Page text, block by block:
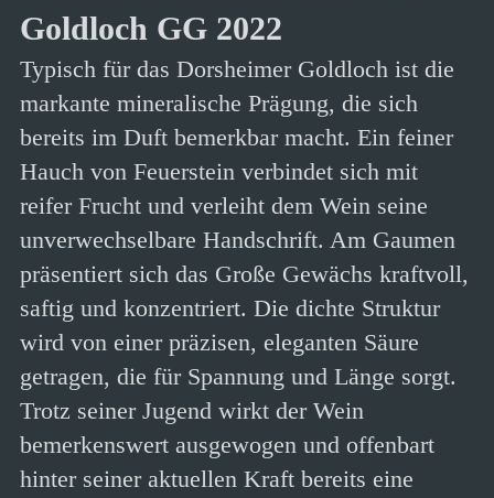
Goldloch GG 2022
Typisch für das Dorsheimer Goldloch ist die
markante mineralische Prägung, die sich
bereits im Duft bemerkbar macht. Ein feiner
Hauch von Feuerstein verbindet sich mit
reifer Frucht und verleiht dem Wein seine
unverwechselbare Handschrift. Am Gaumen
präsentiert sich das Große Gewächs kraftvoll,
saftig und konzentriert. Die dichte Struktur
wird von einer präzisen, eleganten Säure
getragen, die für Spannung und Länge sorgt.
Trotz seiner Jugend wirkt der Wein
bemerkenswert ausgewogen und offenbart
hinter seiner aktuellen Kraft bereits eine